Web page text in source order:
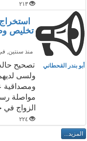
٢١٣
تخليص
منذ سنتين,
أبو بندر القحطاني
تصحيح
ولسى
ومصداقية
مواصلة
الزواج في
٢٢٤